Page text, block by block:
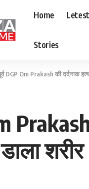
Home
Stories
DGP Om Prakash की दर्दनाक
शरीर